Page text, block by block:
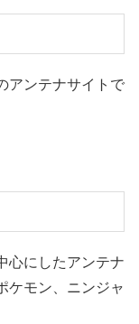
アンテナサイトで
心にしたアンテナ
ケモン、ニンジャ